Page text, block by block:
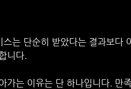
는 단순히 받았다는 결과보다
니다.
가는 이유는 단 하나입니다. 만